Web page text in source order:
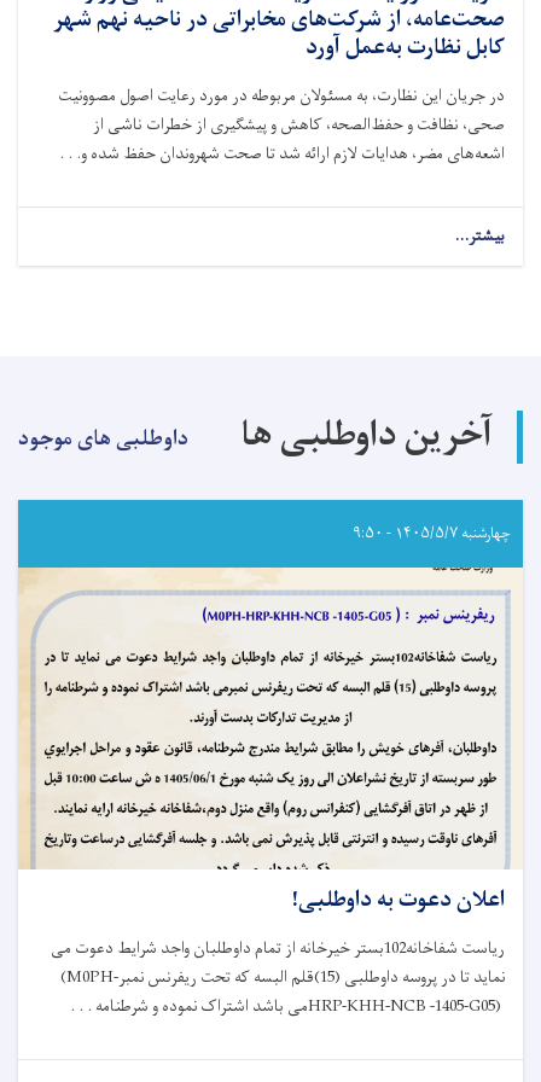
طراح
چارچوب
تحقیق
نشست
آنلاین
برگزار
صحت‌عامه، از شرکت‌های مخابراتی در ناحیه نهم شهر
کابل نظارت به‌عمل آورد
در جریان این نظارت، به مسئولان مربوطه در مورد رعایت اصول مصوونیت
صحی، نظافت و حفظ‌الصحه، کاهش و پیشگیری از خطرات ناشی از
اشعه‌های مضر، هدایات لازم ارائه شد تا صحت شهروندان حفظ شده و. . .
بیشتر...
آمریت
صحت‌عامه،
از
مخابراتی
در
نهم
شهر
کابل
نظارت
به‌عمل
آورد
آخرین داوطلبی ها داوطلبی های موجود
چهارشنبه ۱۴۰۵/۵/۷ - ۹:۵۰
اعلان دعوت به داوطلبی!
ریاست شفاخانه102بستر خیرخانه از تمام داوطلبان واجد شرایط دعوت می
نماید تا در پروسه داوطلبی (15)قلم البسه که تحت ریفرنس نمبر
(M0PH-
HRP-KHH-NCB -1405-G05)می باشد اشتراک نموده و شرطنامه . . .